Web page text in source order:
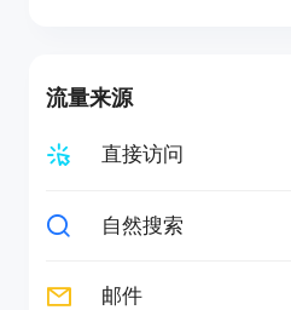
流量来源
直接访问
自然搜索
邮件